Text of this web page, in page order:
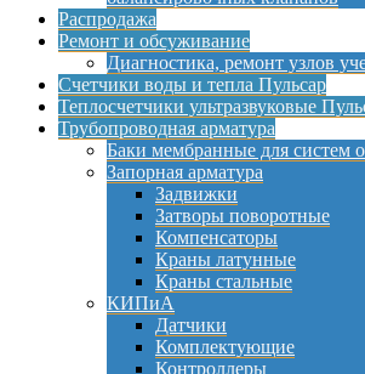
Распродажа
Ремонт и обсуживание
Диагностика, ремонт узлов
Счетчики воды и тепла Пульсар
Теплосчетчики ультразвуковые
Трубопроводная арматура
Баки мембранные для систем
Запорная арматура
Задвижки
Затворы поворотные
Компенсаторы
Краны латунные
Краны стальные
КИПиА
Датчики
Комплектующие
Контроллеры